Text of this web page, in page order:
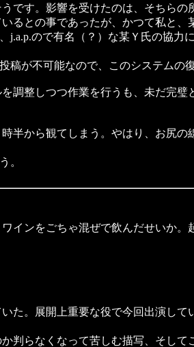
す。影響を受けたのは、そちらの
との事であったが、かつて私と、
j.a.p.ので有名（？）な某Ｙ氏の協力
が不可能なので、このシステムの
整しつつ作業を行うも、未だ完璧
から観てしまう。やはり、お尻
。
ンをごちゃ混ぜで飲んだせいか。
。展開上重要な役で今回出演して
らなくなって苦しむ描写、そして